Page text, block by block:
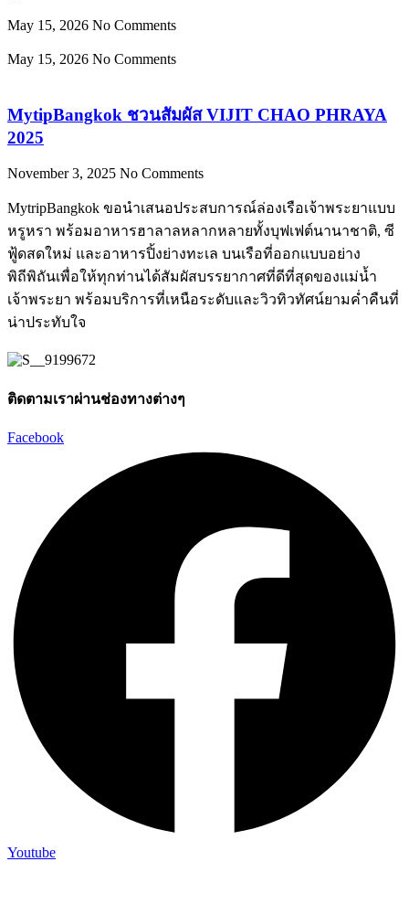
May 15, 2026 No Comments
May 15, 2026 No Comments
MytipBangkok ชวนสัมผัส VIJIT CHAO PHRAYA
2025
November 3, 2025 No Comments
MytripBangkok ขอนำเสนอประสบการณ์ล่องเรือเจ้าพระยาแบบ
หรูหรา พร้อมอาหารฮาลาลหลากหลายทั้งบุฟเฟต์นานาชาติ, ซี
ฟู้ดสดใหม่ และอาหารปิ้งย่างทะเล บนเรือที่ออกแบบอย่าง
พิถีพิถันเพื่อให้ทุกท่านได้สัมผัสบรรยากาศที่ดีที่สุดของแม่น้ำ
เจ้าพระยา พร้อมบริการที่เหนือระดับและวิวทิวทัศน์ยามค่ำคืนที่
น่าประทับใจ
ติดตามเราผ่านช่องทางต่างๆ
Facebook
Youtube